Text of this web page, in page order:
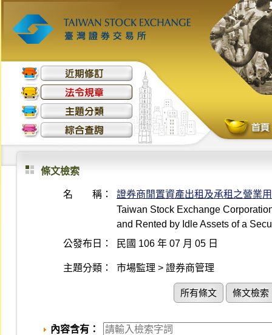
條文檢索
名 稱：
證券商閒置資產出租及承租之營業
Taiwan Stock Exchange
and Rented by Idle Assets of a
公發布日：
民國 106 年 07 月 05 日
主題分類： 市場監理 > 證券商管理
所有條文 條文檢索
內容含有：